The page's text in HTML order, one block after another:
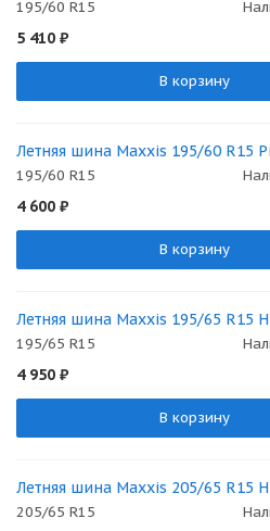
195/60 R15
5 410 ₽
В корзину
Летняя шина Maxxis 195/60 R15
195/60 R15
4 600 ₽
В корзину
Летняя шина Maxxis 195/65 R15
195/65 R15
4 950 ₽
В корзину
Летняя шина Maxxis 205/65 R15
205/65 R15